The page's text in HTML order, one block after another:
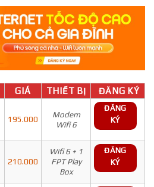
GIÁ THIẾT BỊ ĐĂNG KÝ
195.000
Modem
Wifi 6
ĐĂNG
KÝ
210.000
Wifi 6 + 1
FPT Play
Box
ĐĂNG
KÝ